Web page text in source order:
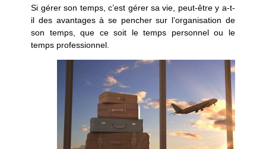
Si gérer son temps, c’est gérer sa vie, peut-être y a-t-
il des avantages à se pencher sur l’organisation de
son temps, que ce soit le temps personnel ou le
temps professionnel.